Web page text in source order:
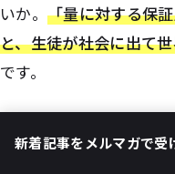
いか。「量に対する保
と、生徒が社会に出て
です。
テンプル大学で、英語
ションをしたり、英語
新着記事をメルマガで受